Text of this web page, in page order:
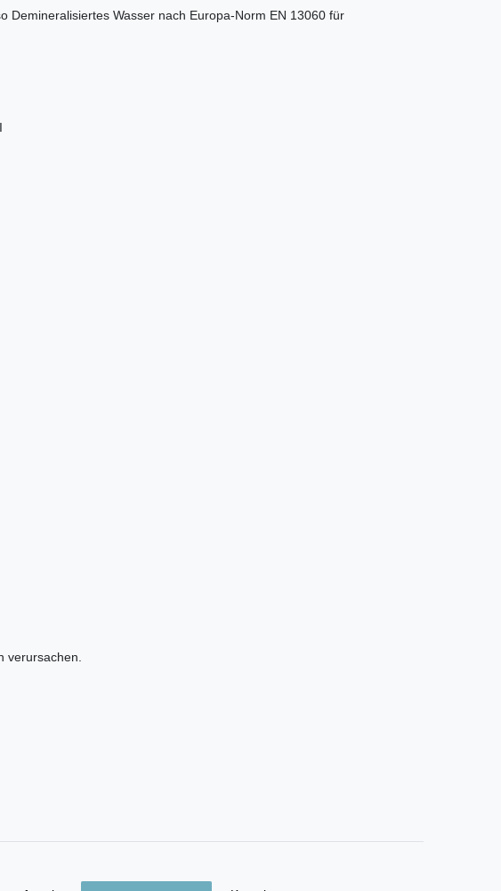
Demineralisiertes Wasser nach Europa-Norm EN 13060 für
verursachen.